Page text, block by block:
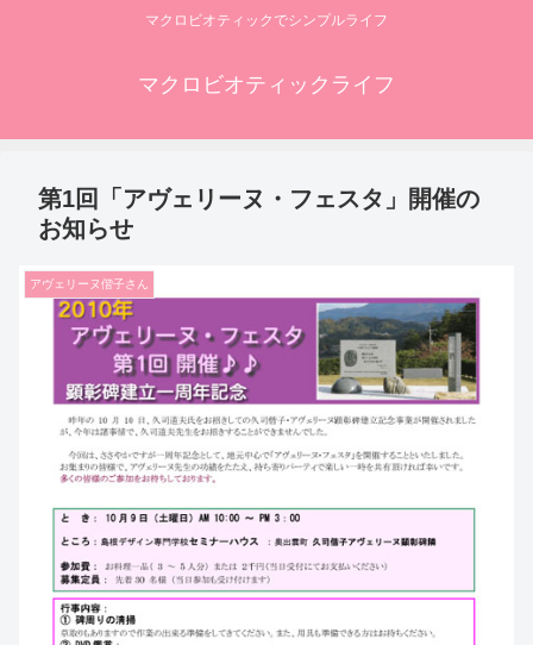
マクロビオティックでシンプルライフ
マクロビオティックライフ
第1回「アヴェリーヌ・フェスタ」開催の
お知らせ
アヴェリーヌ偕子さん